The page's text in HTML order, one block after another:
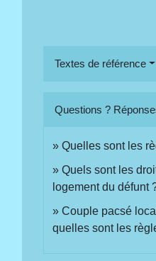
Textes de référence
Questions ?
Quelles sont les
Quels sont les
logement du défunt
Couple pacsé
quelles sont les